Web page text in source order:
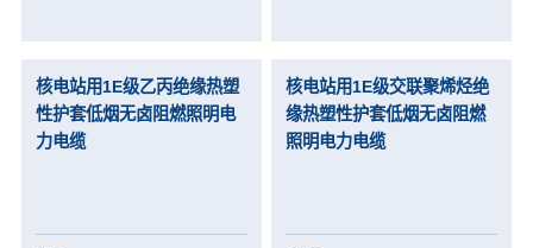
核电站用1E级乙丙绝缘热塑
性护套低烟无卤阻燃照明电
力电缆
核电站用1E级交联聚烯烃绝
缘热塑性护套低烟无卤阻燃
照明电力电缆